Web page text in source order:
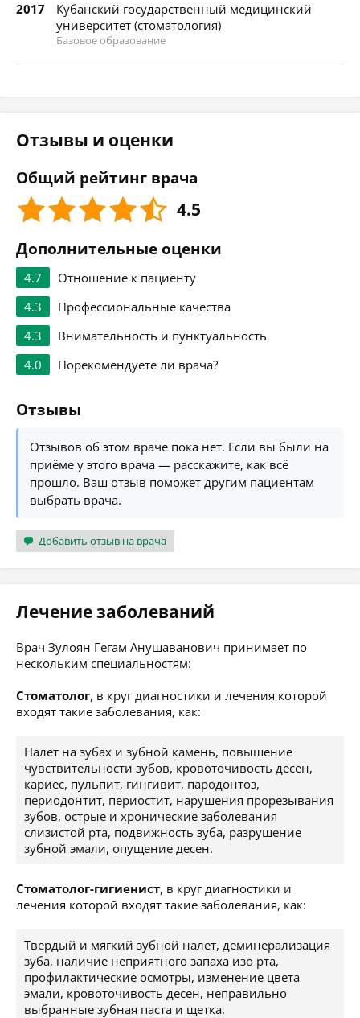
2017
Кубанский государственный медицинский
университет (стоматология)
Базовое образование
Отзывы и оценки
Общий рейтинг врача
4.5
Дополнительные оценки
4.7
Отношение к пациенту
4.3
Профессиональные качества
4.3
Внимательность и пунктуальность
4.0
Порекомендуете ли врача?
Отзывы
Отзывов об этом враче пока нет. Если вы были на
приёме у этого врача — расскажите, как всё
прошло. Ваш отзыв поможет другим пациентам
выбрать врача.
Добавить отзыв на врача
Лечение заболеваний
Врач Зулоян Гегам Анушаванович принимает по
нескольким специальностям:
Стоматолог, в круг диагностики и лечения которой
входят такие заболевания, как:
Налет на зубах и зубной камень, повышение
чувствительности зубов, кровоточивость десен,
кариес, пульпит, гингивит, пародонтоз,
периодонтит, периостит, нарушения прорезывания
зубов, острые и хронические заболевания
слизистой рта, подвижность зуба, разрушение
зубной эмали, опущение десен.
Стоматолог-гигиенист, в круг диагностики и
лечения которой входят такие заболевания, как:
Твердый и мягкий зубной налет, деминерализация
зуба, наличие неприятного запаха изо рта,
профилактические осмотры, изменение цвета
эмали, кровоточивость десен, неправильно
выбранные зубная паста и щетка.